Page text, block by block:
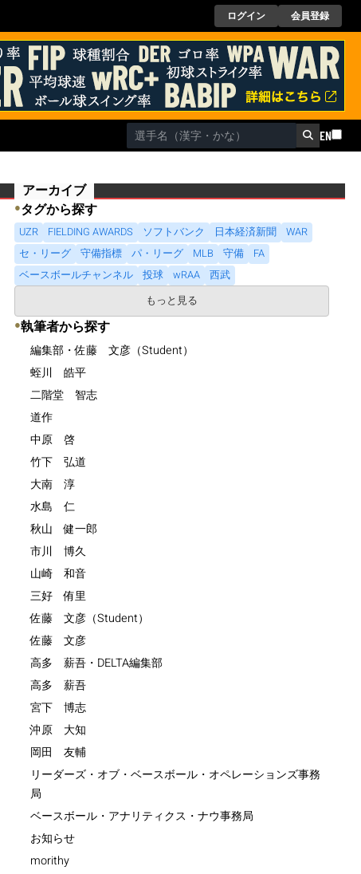
ログイン 会員登録
EN
アーカイブ
●タグから探す
UZR FIELDING AWARDS ソフトバンク 日本経済新聞
WAR
セ・リーグ
守備指標 パ・リーグ MLB 守備
FA
ベースボールチャンネル
投球 wRAA
西武
もっと見る
●執筆者から探す
編集部・佐藤 文彦（Student）
蛭川 皓平
二階堂 智志
道作
中原 啓
竹下 弘道
大南 淳
水島 仁
秋山 健一郎
市川 博久
山崎 和音
三好 侑里
佐藤 文彦（Student）
佐藤 文彦
高多 薪吾・DELTA編集部
高多 薪吾
宮下 博志
沖原 大知
岡田 友輔
リーダーズ・オブ・ベースボール・オペレーションズ事務
局
ベースボール・アナリティクス・ナウ事務局
お知らせ
morithy